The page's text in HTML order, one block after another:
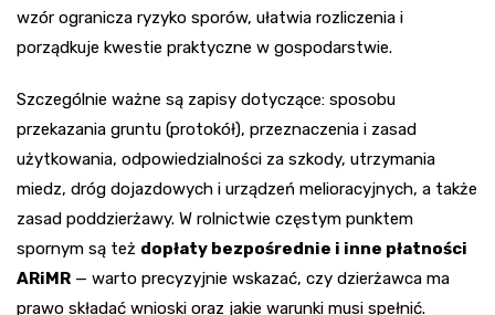
wzór ogranicza ryzyko sporów, ułatwia rozliczenia i
porządkuje kwestie praktyczne w gospodarstwie.
Szczególnie ważne są zapisy dotyczące: sposobu
przekazania gruntu (protokół), przeznaczenia i zasad
użytkowania, odpowiedzialności za szkody, utrzymania
miedz, dróg dojazdowych i urządzeń melioracyjnych, a także
zasad poddzierżawy. W rolnictwie częstym punktem
spornym są też dopłaty bezpośrednie i inne płatności
ARiMR — warto precyzyjnie wskazać, czy dzierżawca ma
prawo składać wnioski oraz jakie warunki musi spełnić.